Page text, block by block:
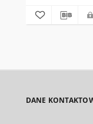
DANE